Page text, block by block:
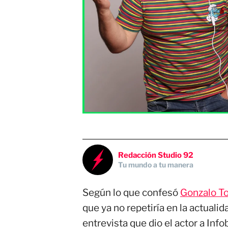
Redacción Studio 92
Tu mundo a tu manera
Según lo que confesó Gonzalo
que ya no repetiría en la
entrevista que dio el actor a